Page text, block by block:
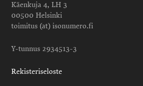
Käenkuja 4, LH 3
00500 Helsinki
toimitus (at) isonumero.fi
Y-tunnus 2934513-3
Rekisteriseloste